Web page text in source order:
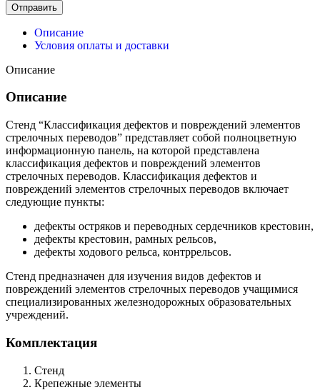
Отправить
Описание
Условия оплаты и доставки
Описание
Описание
Стенд “Классификация дефектов и повреждений элементов
стрелочных переводов” представляет собой полноцветную
информационную панель, на которой представлена
классификация дефектов и повреждений элементов
стрелочных переводов. Классификация дефектов и
повреждений элементов стрелочных переводов включает
следующие пункты:
дефекты остряков и переводных сердечников крестовин,
дефекты крестовин, рамных рельсов,
дефекты ходового рельса, контррельсов.
Стенд предназначен для изучения видов дефектов и
повреждений элементов стрелочных переводов учащимися
специализированных железнодорожных образовательных
учреждений.
Комплектация
Стенд
Крепежные элементы